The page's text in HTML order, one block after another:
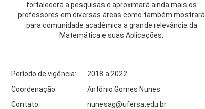
fortalecerá a pesquisas e aproximará ainda mais os
professores em diversas áreas como também mostrará
para comunidade acadêmica a grande relevância da
Matemática e suas Aplicações.
Período de vigência:
2018 a 2022
Coordenação:
Antônio Gomes Nunes
Contato:
nunesag@ufersa.edu.br